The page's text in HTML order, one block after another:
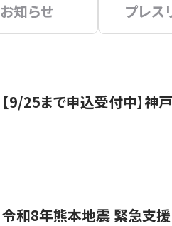
お知らせ プレス
【9/25まで申込受付中】神
令和8年熊本地震 緊急支援